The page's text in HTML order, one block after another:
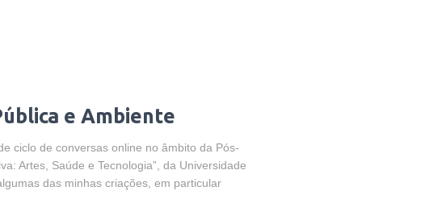
e Ambiente
ciclo de conversas online no âmbito da Pós-
Artes, Saúde e Tecnologia”, da Universidade
das minhas criações, em particular